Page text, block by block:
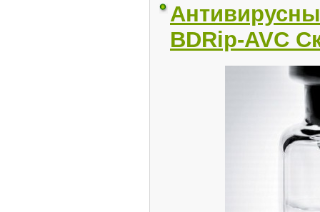
BDRip-AVC